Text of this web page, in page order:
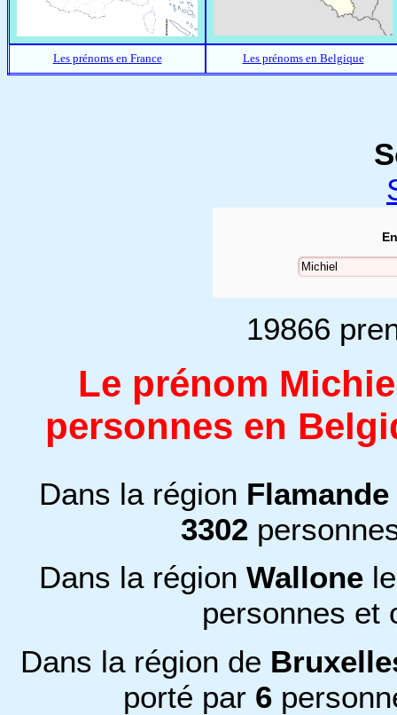
Les prénoms en France Les prénoms en Belgique
19866
Le prénom
personnes en
Dans la région Flamande
3302
Dans la région Wallonele
personnes et
Dans la région de
porté par 6